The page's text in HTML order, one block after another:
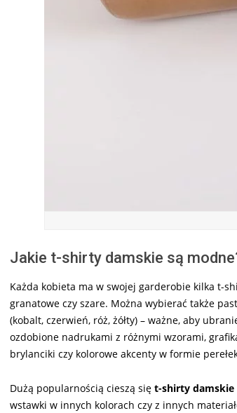
Jakie t-shirty damskie są
Każda kobieta ma w swojej garderobie kilka t-
granatowe czy szare. Można wybierać także
(kobalt, czerwień, róż, żółty) – ważne, aby
ozdobione nadrukami z różnymi wzorami,
brylanciki czy kolorowe akcenty w formie
Dużą popularnością cieszą się t-shirty damskie
wstawki w innych kolorach czy z innych